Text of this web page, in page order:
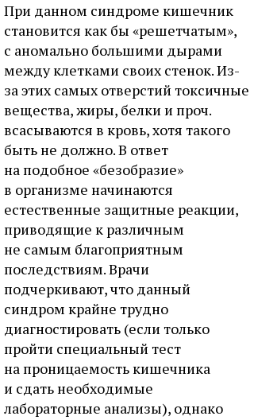
При данном синдроме кишечник
становится как бы «решетчатым»,
с аномально большими дырами
между клетками своих стенок. Из-
за этих самых отверстий токсичные
вещества, жиры, белки и проч.
всасываются в кровь, хотя такого
быть не должно. В ответ
на подобное «безобразие»
в организме начинаются
естественные защитные реакции,
приводящие к различным
не самым благоприятным
последствиям. Врачи
подчеркивают, что данный
синдром крайне трудно
диагностировать (если только
пройти специальный тест
на проницаемость кишечника
и сдать необходимые
лабораторные анализы), однако